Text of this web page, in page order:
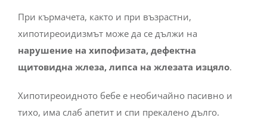
При кърмачета, както и при възрастни,
хипотиреоидизмът може да се дължи на
нарушение на хипофизата, дефектна
щитовидна жлеза, липса на жлезата изцяло.
Хипотиреоидното бебе е необичайно пасивно и
тихо, има слаб апетит и спи прекалено дълго.